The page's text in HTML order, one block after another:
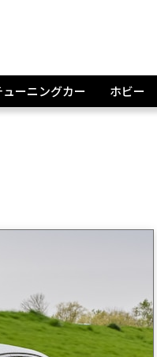
ューニングカー ホビー